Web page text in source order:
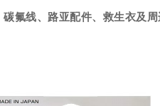
碳氟线、路亚配件、救生衣及周